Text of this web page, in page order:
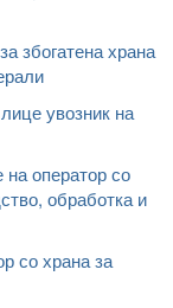
збогатена храна
увозник на
оператор со
обработка и
со храна за